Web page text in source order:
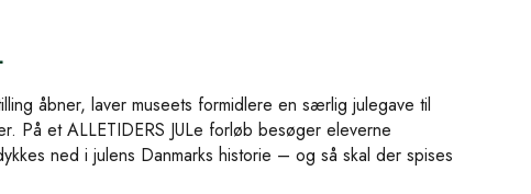
åbner, laver museets formidlere en særlig julegave til
På et ALLETIDERS JULe forløb besøger eleverne
ned i julens Danmarks historie – og så skal der spises